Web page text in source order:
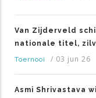
Van Zijderveld
nationale titel,
Toernooi
/ 03 jun 26
Asmi Shrivastava